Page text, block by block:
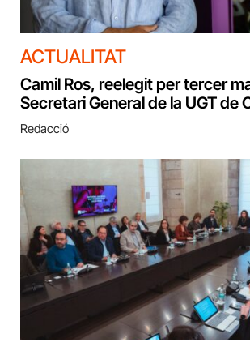
ACTUALITAT
Camil Ros, reelegit per tercer
Secretari General de la UGT de
Redacció